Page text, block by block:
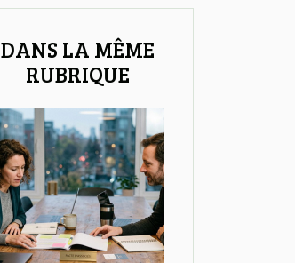
DANS LA MÊME
RUBRIQUE